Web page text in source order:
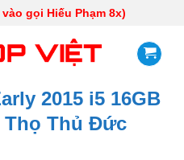
gọi Hiếu Phạm 8x)
2015 i5 16GB
Thọ Thủ Đức